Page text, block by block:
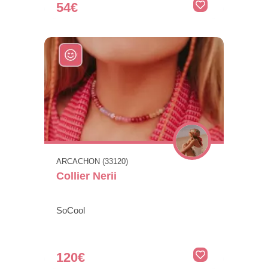
54€
ARCACHON (33120)
Collier Nerii
SoCool
120€